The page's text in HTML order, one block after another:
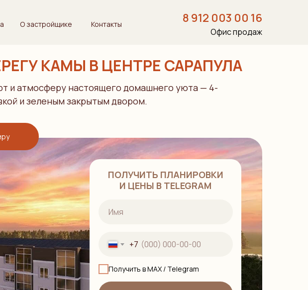
8 912 003 00 16
Офис продаж
О застройщике Контакты
КАМЫ В ЦЕНТРЕ САРАПУЛА
и атмосферу настоящего домашнего уюта — 4-
и зеленым закрытым двором.
ПОЛУЧИТЬ ПЛАНИРОВКИ
И ЦЕНЫ В ТELEGRAM
+7
Получить в MAX / Telegram